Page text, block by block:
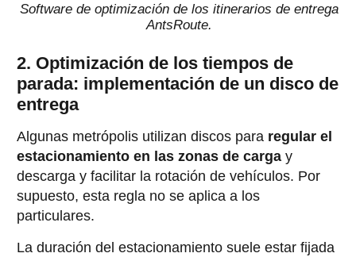
Software de optimización de los itinerarios de entrega
AntsRoute.
2. Optimización de los tiempos de
parada: implementación de un disco de
entrega
Algunas metrópolis utilizan discos para regular el
estacionamiento en las zonas de carga y
descarga y facilitar la rotación de vehículos. Por
supuesto, esta regla no se aplica a los
particulares.
La duración del estacionamiento suele estar fijada